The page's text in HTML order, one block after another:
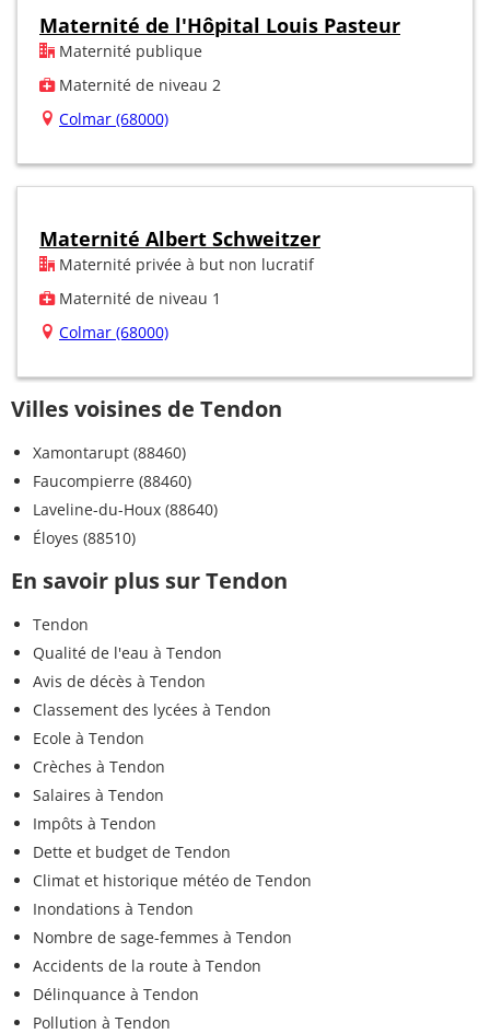
Maternité de l'Hôpital Louis Pasteur
Maternité publique
Maternité de niveau 2
Colmar (68000)
Maternité Albert Schweitzer
Maternité privée à but non lucratif
Maternité de niveau 1
Colmar (68000)
Villes voisines de Tendon
Xamontarupt (88460)
Faucompierre (88460)
Laveline-du-Houx (88640)
Éloyes (88510)
En savoir plus sur Tendon
Tendon
Qualité de l'eau à Tendon
Avis de décès à Tendon
Classement des lycées à Tendon
Ecole à Tendon
Crèches à Tendon
Salaires à Tendon
Impôts à Tendon
Dette et budget de Tendon
Climat et historique météo de Tendon
Inondations à Tendon
Nombre de sage-femmes à Tendon
Accidents de la route à Tendon
Délinquance à Tendon
Pollution à Tendon